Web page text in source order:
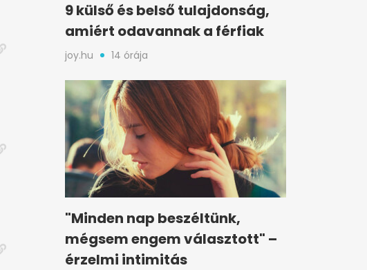
9 külső és belső tulajdonság,
amiért odavannak a férfiak
joy.hu 14 órája
"Minden nap beszéltünk,
mégsem engem választott" –
érzelmi intimitás